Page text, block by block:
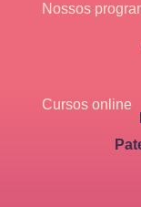
Nossos
Cursos online